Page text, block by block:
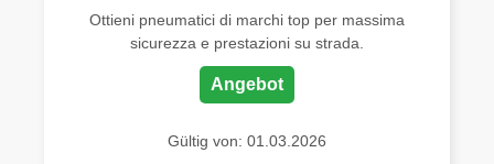
Ottieni pneumatici di marchi top per massima
sicurezza e prestazioni su strada.
Angebot
Gültig von: 01.03.2026